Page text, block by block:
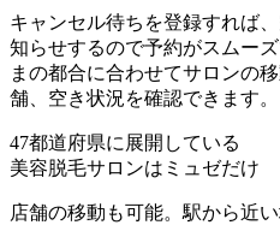
キャンセル待ちを登録すれば
知らせするので予約がスムー
まの都合に合わせてサロンの
舗、空き状況を確認できます。
47都道府県に展開している
美容脱毛サロンはミュゼだけ
店舗の移動も可能。駅から近